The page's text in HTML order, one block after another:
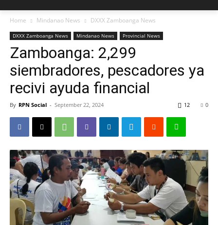
Home Mindanao News DXXX Zamboanga News
DXXX Zamboanga News Mindanao News Provincial News
Zamboanga: 2,299
siembradores, pescadores ya
recivi ayuda financial
By RPN Social - September 22, 2024 0
12